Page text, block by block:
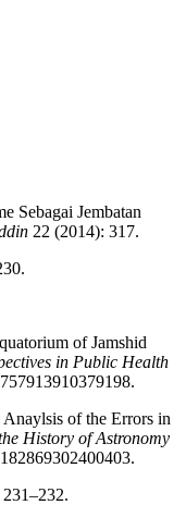
Sebagai Jembatan
22 (2014): 317.
of Jamshid
in Public Health
of the Errors in
History of Astronomy
231–232.